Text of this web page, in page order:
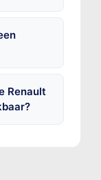
Renault